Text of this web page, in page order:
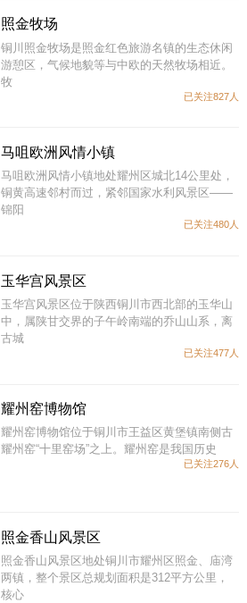
照金牧场
铜川照金牧场是照金红色旅游名镇的生态休闲
游憩区，气候地貌等与中欧的天然牧场相近。
牧
已关注827人
马咀欧洲风情小镇
马咀欧洲风情小镇地处耀州区城北14公里处，
铜黄高速邻村而过，紧邻国家水利风景区——
锦阳
已关注480人
玉华宫风景区
玉华宫风景区位于陕西铜川市西北部的玉华山
中，属陕甘交界的子午岭南端的乔山山系，离
古城
已关注477人
耀州窑博物馆
耀州窑博物馆位于铜川市王益区黄堡镇南侧古
耀州窑“十里窑场”之上。耀州窑是我国历史
已关注276人
照金香山风景区
照金香山风景区地处铜川市耀州区照金、庙湾
两镇，整个景区总规划面积是312平方公里，
核心